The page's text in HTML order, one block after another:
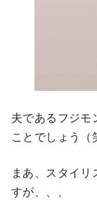
夫であるフジモ
ことでしょう（
まあ、スタイ
すが、、、